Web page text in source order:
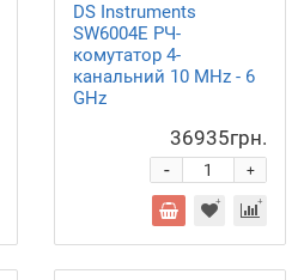
DS Instruments
SW6004E РЧ-
комутатор 4-
канальний 10 MHz - 6
GHz
36935грн.
+
-